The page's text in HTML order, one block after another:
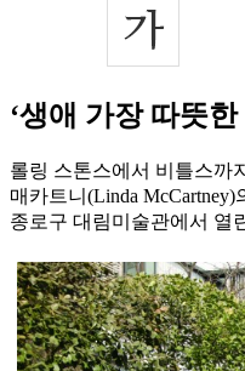
‘생애 가장 따뜻
롤링 스톤스에서 비틀스까
매카트니(Linda
종로구 대림미술관에서 열